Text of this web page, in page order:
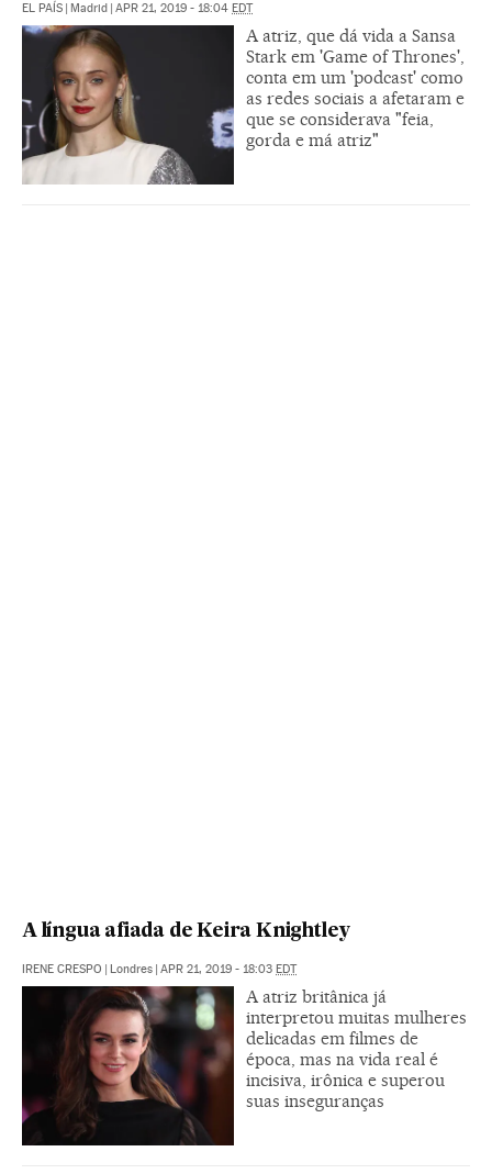
EL PAÍS | Madrid | APR 21, 2019 - 18:04 EDT
A atriz, que dá vida a Sansa
Stark em 'Game of Thrones',
conta em um 'podcast' como
as redes sociais a afetaram e
que se considerava "feia,
gorda e má atriz"
A língua afiada de Keira Knightley
IRENE CRESPO | Londres | APR 21, 2019 - 18:03 EDT
A atriz britânica já
interpretou muitas mulheres
delicadas em filmes de
época, mas na vida real é
incisiva, irônica e superou
suas inseguranças